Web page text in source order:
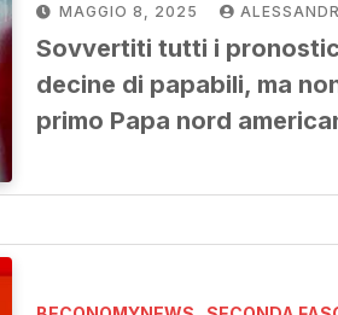
MAGGIO 8, 2025
Sovvertiti tutti i
decine di papabili, ma
primo Papa nord